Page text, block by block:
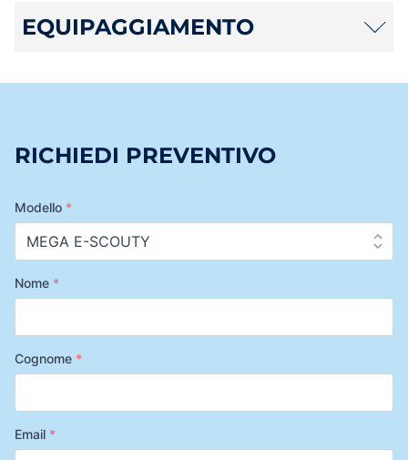
EQUIPAGGIAMENTO
RICHIEDI PREVENTIVO
Modello *
Nome *
Cognome *
Email *